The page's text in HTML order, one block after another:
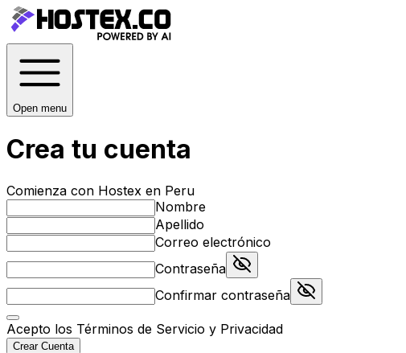
Open menu
Crea tu cuenta
Comienza con Hostex en Peru
Nombre
Apellido
Correo electrónico
Contraseña
Confirmar contraseña
Acepto los Términos de Servicio y Privacidad
Crear Cuenta